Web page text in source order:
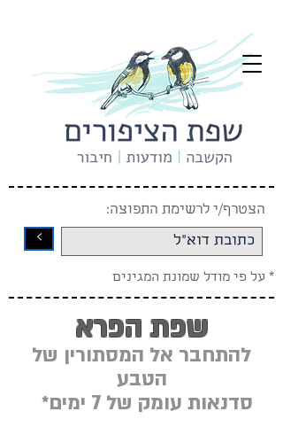
* על פי מודל שמונת המגינים
הצטרף/י לרשימת התפוצה:
<
שפת הפרא
להתחבר אל המסתורין של
הטבע
סדנאות עומק של 7 ימים
*